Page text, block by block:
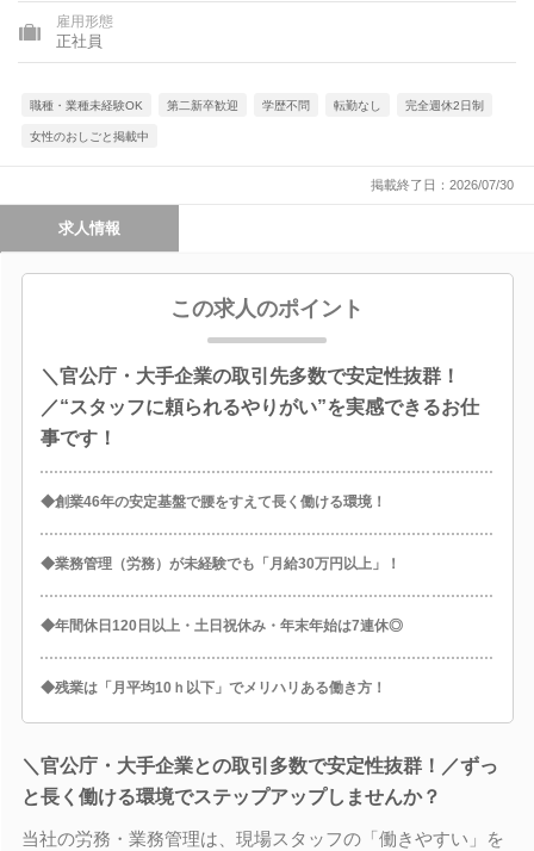
雇用形態
正社員
職種・業種未経験OK 第二新卒歓迎 学歴不問 転勤なし 完全週休2日制
女性のおしごと掲載中
掲載終了日：2026/07/30
求人情報
この求人のポイント
＼官公庁・大手企業の取引先多数で安定性抜群！
／“スタッフに頼られるやりがい”を実感できるお仕
事です！
◆創業46年の安定基盤で腰をすえて長く働ける環境！
◆業務管理（労務）が未経験でも「月給30万円以上」！
◆年間休日120日以上・土日祝休み・年末年始は7連休◎
◆残業は「月平均10ｈ以下」でメリハリある働き方！
＼官公庁・大手企業との取引多数で安定性抜群！／ずっ
と長く働ける環境でステップアップしませんか？
当社の労務・業務管理は、現場スタッフの「働きやすい」を